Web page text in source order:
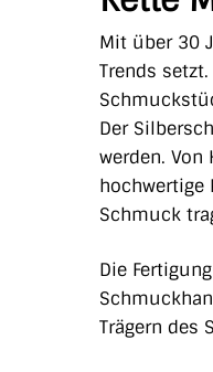
Mit über 30
Trends
Der
werden.
hochwertige
Schmuck
Die
Trägern des